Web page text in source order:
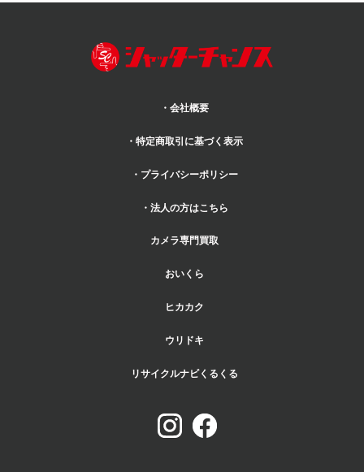
・会社概要
・特定商取引に基づく表示
・プライバシーポリシー
・法人の方はこちら
カメラ専門買取
おいくら
ヒカカク
ウリドキ
リサイクルナビくるくる